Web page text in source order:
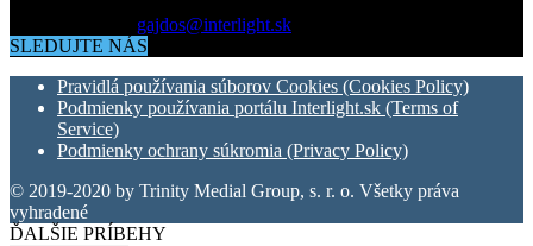
gajdos@interlight.sk
SLEDUJTE NÁS
Pravidlá používania súborov Cookies (Cookies Policy)
Podmienky používania portálu Interlight.sk (Terms of
Service)
Podmienky ochrany súkromia (Privacy Policy)
© 2019-2020 by Trinity Medial Group, s. r. o. Všetky práva
vyhradené
ĎALŠIE PRÍBEHY